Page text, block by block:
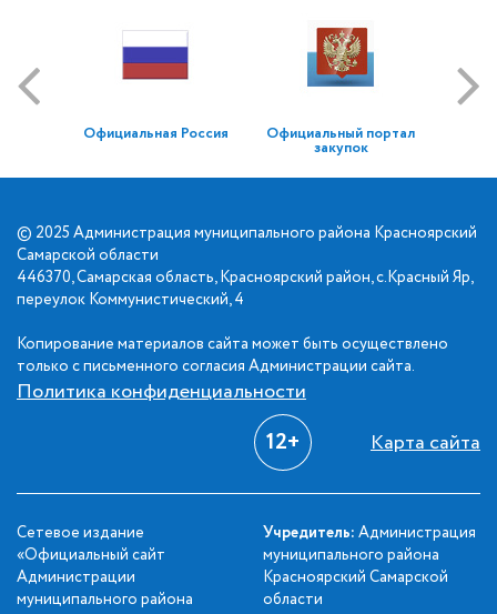
Официальная Россия Официальный портал
закупок
© 2025 Администрация муниципального района Красноярский
Самарской области
446370, Самарская область, Красноярский район, с.Красный Яр,
переулок Коммунистический, 4
Копирование материалов сайта может быть осуществлено
только с письменного согласия Администрации сайта.
Политика конфиденциальности
12+ Карта сайта
Сетевое издание
«Официальный сайт
Администрации
муниципального района
Учредитель: Администрация
муниципального района
Красноярский Самарской
области